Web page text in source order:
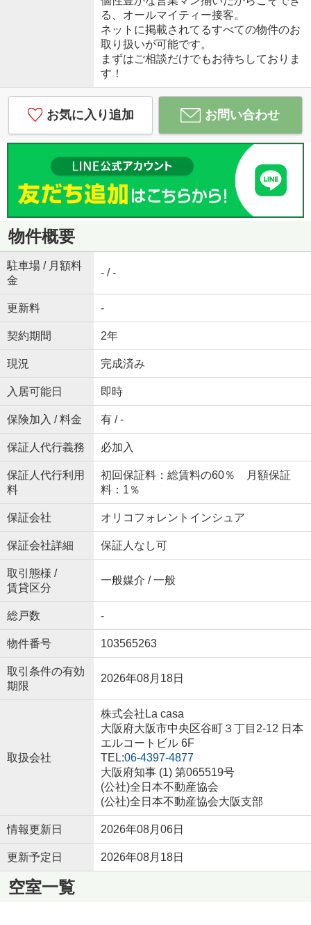
る、オールマイティー接客。
ネットに掲載されてるすべての物件のお
取り扱いが可能です。
まずはご相談だけでもお待ちしておりま
す！
お気に入り追加 お問い合わせ
物件概要
駐車場 / 月額料
金
- / -
更新料 -
契約期間 2年
現況 完成済み
入居可能日 即時
保険加入 / 料金 有 / -
保証人代行義務 必加入
保証人代行利用
料
初回保証料：総賃料の60％ 月額保証
料：1％
保証会社 オリコフォレントインシュア
保証会社詳細 保証人なし可
取引態様 /
賃貸区分
一般媒介 / 一般
総戸数 -
物件番号 103565263
取引条件の有効
期限
2026年08月18日
取扱会社
株式会社La casa
大阪府大阪市中央区谷町３丁目2-12 日本
エルコートビル 6F
TEL:06-4397-4877
大阪府知事 (1) 第065519号
(公社)全日本不動産協会
(公社)全日本不動産協会大阪支部
情報更新日 2026年08月06日
更新予定日 2026年08月18日
空室一覧